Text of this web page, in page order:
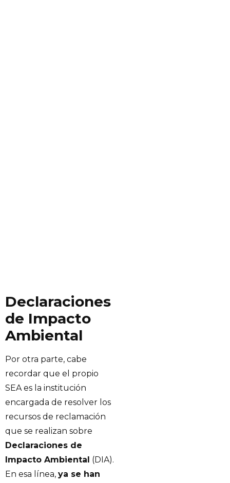
Declaraciones
de Impacto
Ambiental
Por otra parte, cabe
recordar que el propio
SEA es la institución
encargada de resolver los
recursos de reclamación
que se realizan sobre
Declaraciones de
Impacto Ambiental (DIA).
En esa línea, ya se han